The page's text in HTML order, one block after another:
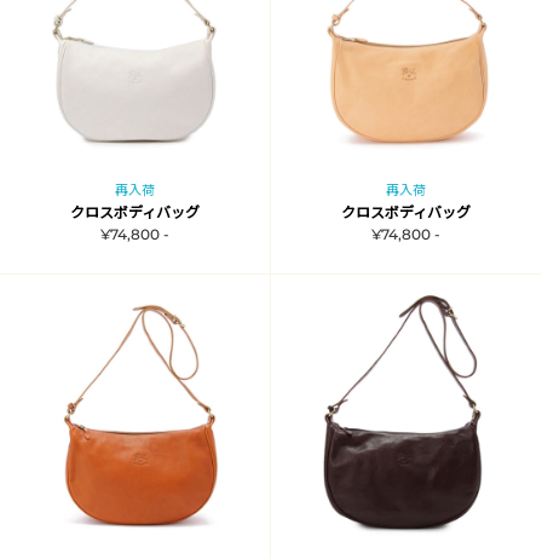
再入荷
クロスボディバッグ
¥74,800 -
再入荷
クロスボディバッグ
¥74,800 -